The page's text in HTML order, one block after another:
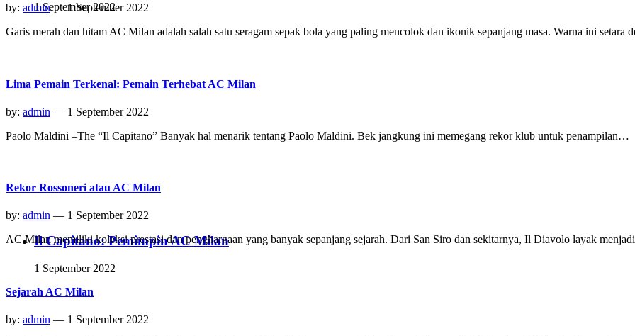
1 September 2022
Il Capitano: Pemimpin AC Milan
1 September 2022
by: admin— 1 September 2022
Garis merah dan hitam AC Milan adalah salah satu seragam sepak bola yang paling mencolok dan ikonik sepanjang masa. Warna ini setara
Lima Pemain Terkenal: Pemain Terhebat AC Milan
by: admin — 1 September 2022
Paolo Maldini –The “Il Capitano” Banyak hal menarik tentang Paolo Maldini. Bek jangkung ini memegang rekor klub untuk penampilan…
Rekor Rossoneri atau AC Milan
by: admin — 1 September 2022
AC Milan memiliki koleksi prestasi dan penghargaan yang banyak sepanjang sejarah. Dari San Siro dan sekitarnya, Il Diavolo layak
Sejarah AC Milan
by: admin — 1 September 2022